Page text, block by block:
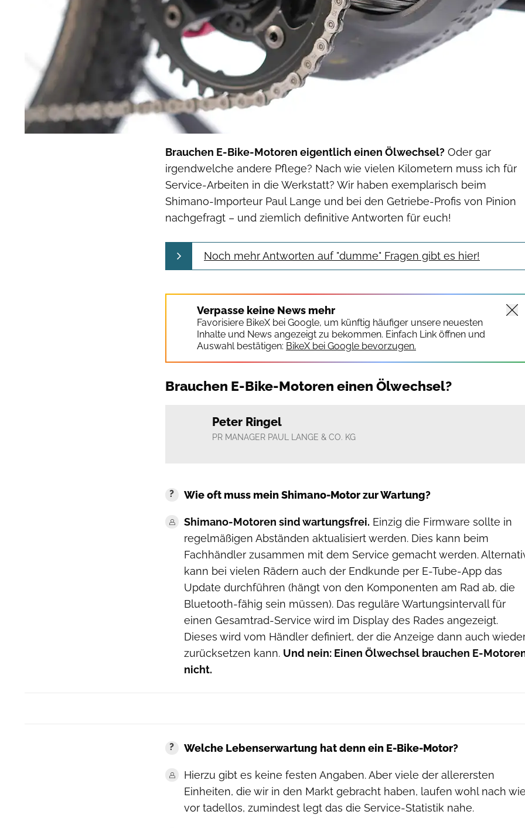
Brauchen E-Bike-Motoren eigentlich einen Ölwechsel? Oder gar
irgendwelche andere Pflege? Nach wie vielen Kilometern muss ich für
Service-Arbeiten in die Werkstatt? Wir haben exemplarisch beim
Shimano-Importeur Paul Lange und bei den Getriebe-Profis von Pinion
nachgefragt – und ziemlich definitive Antworten für euch!
Noch mehr Antworten auf "dumme" Fragen gibt es hier!
Verpasse keine News mehr
Favorisiere BikeX bei Google, um künftig häufiger unsere neuesten
Inhalte und News angezeigt zu bekommen. Einfach Link öffnen und
Auswahl bestätigen: BikeX bei Google bevorzugen.
Brauchen E-Bike-Motoren einen Ölwechsel?
Peter Ringel
PR MANAGER PAUL LANGE & CO. KG
Wie oft muss mein Shimano-Motor zur Wartung?
Shimano-Motoren sind wartungsfrei. Einzig die Firmware sollte in
regelmäßigen Abständen aktualisiert werden. Dies kann beim
Fachhändler zusammen mit dem Service gemacht werden.
kann bei vielen Rädern auch der Endkunde per E-Tube-App das
Update durchführen (hängt von den Komponenten am Rad ab, die
Bluetooth-fähig sein müssen). Das reguläre Wartungsintervall für
einen Gesamtrad-Service wird im Display des Rades angezeigt.
Dieses wird vom Händler definiert, der die Anzeige dann auch
zurücksetzen kann. Und nein: Einen Ölwechsel brauchen E-
nicht.
Welche Lebenserwartung hat denn ein E-Bike-Motor?
Hierzu gibt es keine festen Angaben. Aber viele der allerersten
Einheiten, die wir in den Markt gebracht haben, laufen wohl nach wie
vor tadellos, zumindest legt das die Service-Statistik nahe.